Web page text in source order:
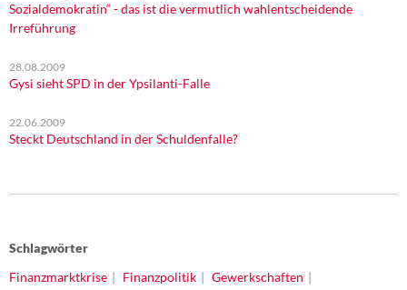
Sozialdemokratin“ - das ist die vermutlich wahlentscheidende
Irreführung
28.08.2009
Gysi sieht SPD in der Ypsilanti-Falle
22.06.2009
Steckt Deutschland in der Schuldenfalle?
Schlagwörter
Finanzmarktkrise
Finanzpolitik
Gewerkschaften